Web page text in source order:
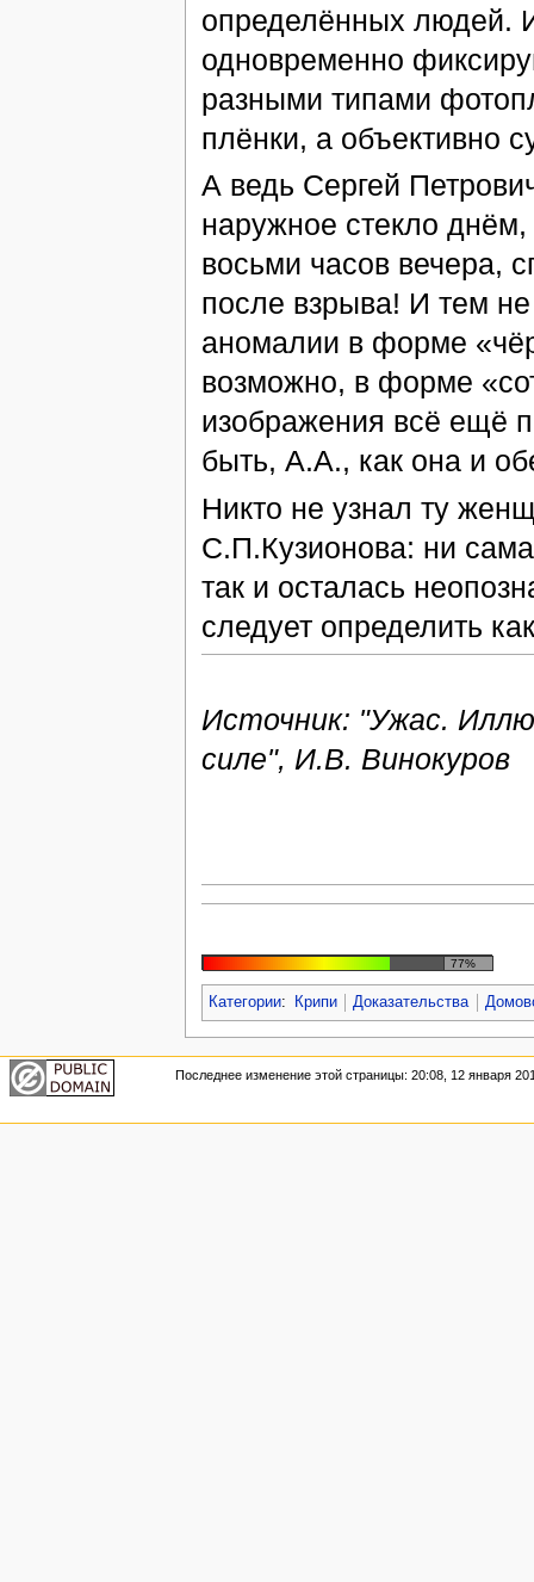
определённых людей.
одновременно
разными типами
плёнки, а объективно
А ведь Сергей
наружное стекло
восьми часов вечера,
после взрыва! И тем
аномалии в форме
возможно, в форме
изображения всё ещё
быть, А.А., как она и
Никто не узнал ту
С.П.Кузионова: ни
так и осталась
следует определить
Источник: "Ужас.
силе", И.В. Винокуров
77%
Категории: Крипи Доказательства
Последнее изменение этой страницы: 20:08, 12 января